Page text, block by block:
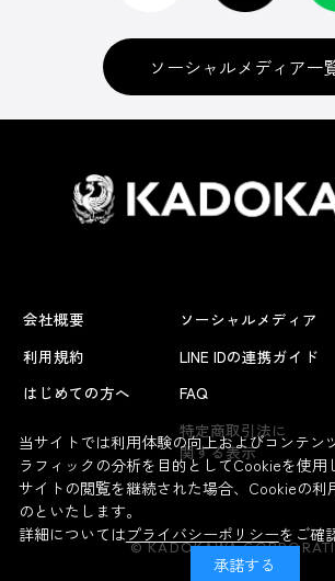
ソーシャルメディア一
会社概要
利用規約
はじめての方へ
ソーシャルメディア
LINE IDの連携ガイド
FAQ
特定商取引法に
関する表示
© KADOKAWA
当サイトでは利用体験の向上およびコンテン
ラフィックの分析を目的としてCookieを使用
サイトの閲覧を継続された場合、Cookieの利
のといたします。
詳細についてはプライバシーポリシーをご確
承諾する